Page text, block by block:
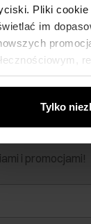
Pliki cookie
im
lub
Tylko
i promocjami!